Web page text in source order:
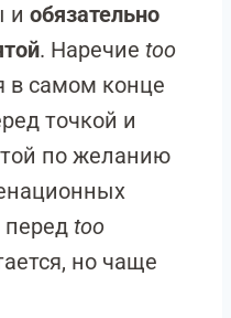
и обязательно
. Наречие too
в самом конце
точкой и
по желанию
перед too
но чаще